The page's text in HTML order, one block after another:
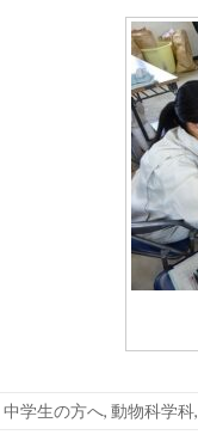
中学生の方へ, 動物科学科,